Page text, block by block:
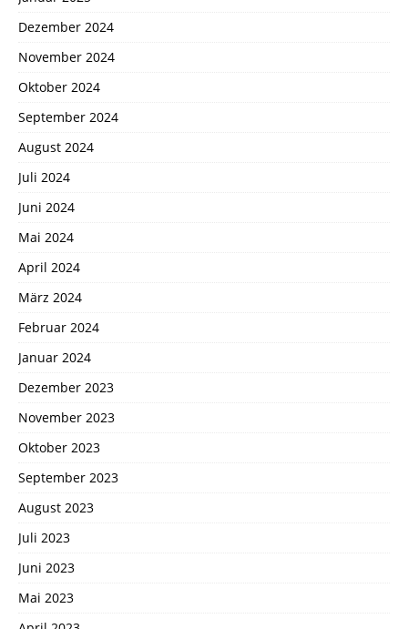
Dezember 2024
November 2024
Oktober 2024
September 2024
August 2024
Juli 2024
Juni 2024
Mai 2024
April 2024
März 2024
Februar 2024
Januar 2024
Dezember 2023
November 2023
Oktober 2023
September 2023
August 2023
Juli 2023
Juni 2023
Mai 2023